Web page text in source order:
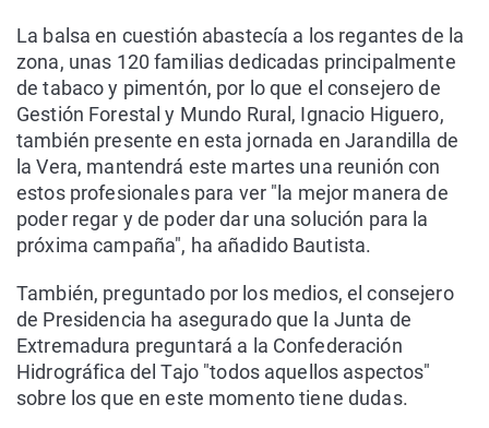
La balsa en cuestión abastecía a los regantes de la
zona, unas 120 familias dedicadas principalmente
de tabaco y pimentón, por lo que el consejero de
Gestión Forestal y Mundo Rural, Ignacio Higuero,
también presente en esta jornada en Jarandilla de
la Vera, mantendrá este martes una reunión con
estos profesionales para ver "la mejor manera de
poder regar y de poder dar una solución para la
próxima campaña", ha añadido Bautista.
También, preguntado por los medios, el consejero
de Presidencia ha asegurado que la Junta de
Extremadura preguntará a la Confederación
Hidrográfica del Tajo "todos aquellos aspectos"
sobre los que en este momento tiene dudas.